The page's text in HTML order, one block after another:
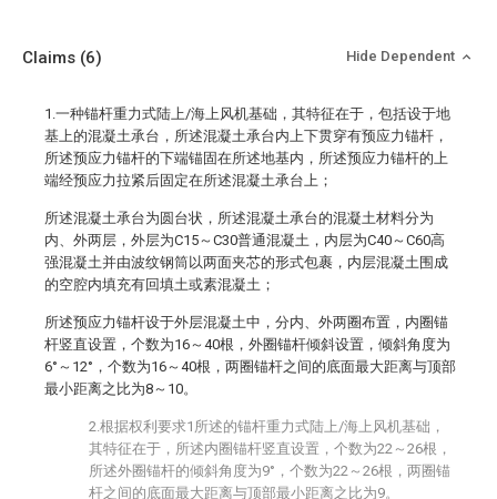
Claims (6) Hide Dependent
1.一种锚杆重力式陆上/海上风机基础，其特征在于，包括设于地
基上的混凝土承台，所述混凝土承台内上下贯穿有预应力锚杆，
所述预应力锚杆的下端锚固在所述地基内，所述预应力锚杆的上
端经预应力拉紧后固定在所述混凝土承台上；
所述混凝土承台为圆台状，所述混凝土承台的混凝土材料分为
内、外两层，外层为C15～C30普通混凝土，内层为C40～C60高
强混凝土并由波纹钢筒以两面夹芯的形式包裹，内层混凝土围成
的空腔内填充有回填土或素混凝土；
所述预应力锚杆设于外层混凝土中，分内、外两圈布置，内圈锚
杆竖直设置，个数为16～40根，外圈锚杆倾斜设置，倾斜角度为
6°～12°，个数为16～40根，两圈锚杆之间的底面最大距离与顶部
最小距离之比为8～10。
2.根据权利要求1所述的锚杆重力式陆上/海上风机基础，
其特征在于，所述内圈锚杆竖直设置，个数为22～26根，
所述外圈锚杆的倾斜角度为9°，个数为22～26根，两圈锚
杆之间的底面最大距离与顶部最小距离之比为9。